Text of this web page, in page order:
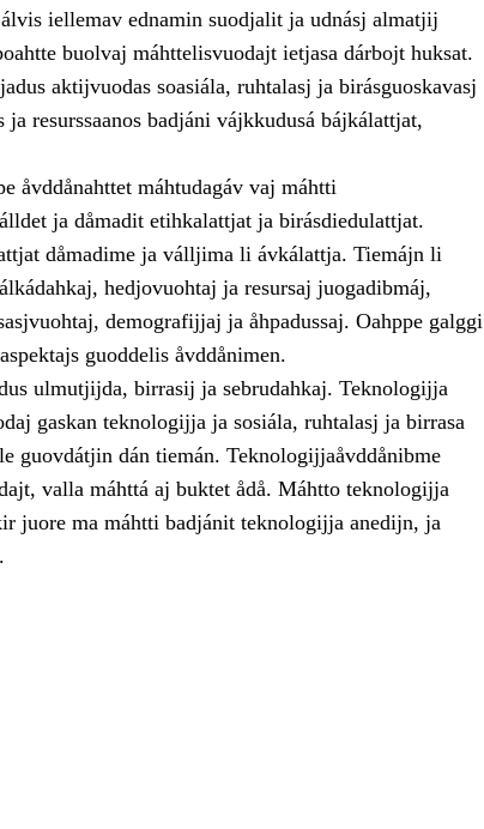
iellemav ednamin suodjalit ja udnásj almatjij
buolvaj máhttelisvuodajt ietjasa dárbojt huksat.
aktijvuodas soasiála, ruhtalasj ja birásguoskavasj
resurssaanos badjáni vájkkudusá bájkálattjat,
åvddånahttet máhtudagáv vaj máhtti
ja dåmadit etihkalattjat ja birásdiedulattjat.
dåmadime ja válljima li ávkálattja. Tiemájn li
hedjovuohtaj ja resursaj juogadibmáj,
demografijjaj ja åhpadussaj. Oahppe galggi
guoddelis åvddånimen.
ulmutjijda, birrasij ja sebrudahkaj. Teknologijja
gaskan teknologijja ja sosiála, ruhtalasj ja birrasa
guovdátjin dán tiemán. Teknologijjaåvddånibme
valla máhttá aj buktet ådå. Máhtto teknologijja
juore ma máhtti badjánit teknologijja anedijn, ja